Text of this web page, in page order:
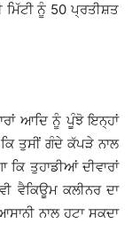
ਮਿੱਟੀ ਨੂੰ 50 ਪ੍ਰਤੀਸ਼ਤ
ਆਦਿ ਨੂੰ ਪੂੰਝੋ ਇਨ੍ਹਾਂ
ਤੁਸੀਂ ਗੰਦੇ ਕੱਪੜੇ ਨਾਲ
ਕਿ ਤੁਹਾਡੀਆਂ ਦੀਵਾਰਾਂ
ਵੈਕਿਊਮ ਕਲੀਨਰ ਦਾ
ਨਾਲ ਹਟਾ ਸਕਦਾ